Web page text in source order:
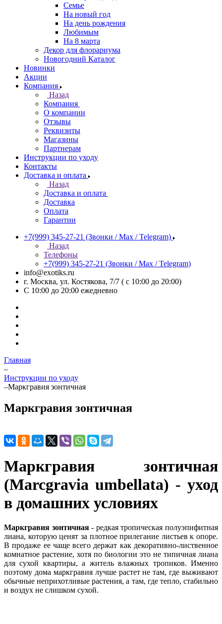
Семье
На новый год
На день рождения
Любимым
На 8 марта
Декор для флорариума
Новогодний Каталог
Новинки
Акции
Компания
Назад
Компания
О компании
Отзывы
Реквизиты
Магазины
Партнерам
Инструкции по уходу
Контакты
Доставка и оплата
Назад
Доставка и оплата
Доставка
Оплата
Гарантии
+7(999) 345-27-21 (Звонки / Max / Telegram)
Назад
Телефоны
+7(999) 345-27-21 (Звонки / Max / Telegram)
info@exotiks.ru
г. Москва, ул. Костякова, 7/7 ( с 10:00 до 20:00)
С 10:00 до 20:00 ежедневно
Главная
–
Инструкции по уходу
–Маркгравия зонтичная
Маркгравия зонтичная
Маркгравия зонтичная
(Marcgravia umbellata) - уход
в домашних условиях
Маркгравия зонтичная- редкая тропическая полуэпифитная
лиана, которую ценят за плотное прилегание листьев к опоре.
В продаже ее чаще всего держат как декоративно-лиственное
комнатное растение, хотя по биологии это не типичная лиана
для сухой квартиры, а житель влажных тропиков. Именно
поэтому дома маркгравия лучше растет не там, где выживают
обычные неприхотливые растения, а там, где тепло, стабильно
и воздух не слишком сухой.